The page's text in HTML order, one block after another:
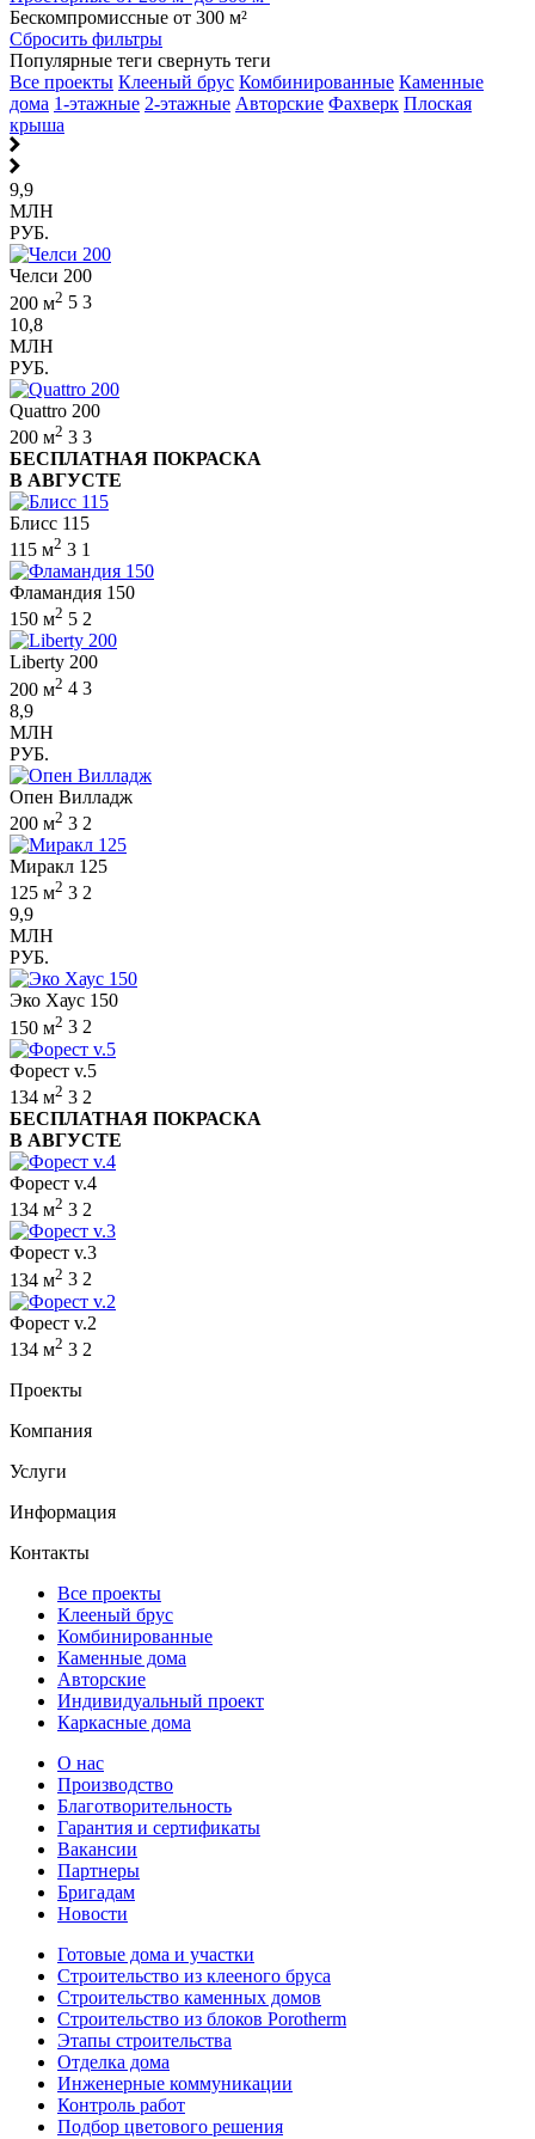
Бескомпромиссные от 300 м²
Сбросить фильтры
Популярные теги свернуть теги
Все проекты Клееный брус Комбинированные Каменные
дома 1-этажные 2-этажные Авторские Фахверк Плоская
крыша
9,9
МЛН
РУБ.
Челси 200
200 м2 5 3
10,8
МЛН
РУБ.
Quattro 200
200 м2 3 3
БЕСПЛАТНАЯ ПОКРАСКА
В АВГУСТЕ
Блисс 115
115 м2 3 1
Фламандия 150
150 м2 5 2
Liberty 200
200 м2 4 3
8,9
МЛН
РУБ.
Опен Вилладж
200 м2 3 2
Миракл 125
125 м2 3 2
9,9
МЛН
РУБ.
Эко Хаус 150
150 м2 3 2
Форест v.5
134 м2 3 2
БЕСПЛАТНАЯ ПОКРАСКА
В АВГУСТЕ
Форест v.4
134 м2 3 2
Форест v.3
134 м2 3 2
Форест v.2
134 м2 3 2
Проекты
Компания
Услуги
Информация
Контакты
Все проекты
Клееный брус
Комбинированные
Каменные дома
Авторские
Индивидуальный проект
Каркасные дома
О нас
Производство
Благотворительность
Гарантия и сертификаты
Вакансии
Партнеры
Бригадам
Новости
Готовые дома и участки
Строительство из клееного бруса
Строительство каменных домов
Строительство из блоков Porotherm
Этапы строительства
Отделка дома
Инженерные коммуникации
Контроль работ
Подбор цветового решения